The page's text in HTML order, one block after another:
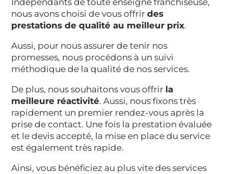
Indépendants de toute enseigne franchiseuse,
nous avons choisi de vous offrirdes
prestations de qualité au meilleur prix.
Aussi, pour nous assurer de tenir nos
promesses, nous procédons à un suivi
méthodique de la qualité de nos services.
De plus, nous souhaitons vous offrir la
meilleure réactivité. Aussi, nous fixons très
rapidement un premier rendez-vous après la
prise de contact. Une fois la prestation évaluée
et le devis accepté, la mise en place du service
est également très rapide.
Ainsi, vous bénéficiez au plus vite des services